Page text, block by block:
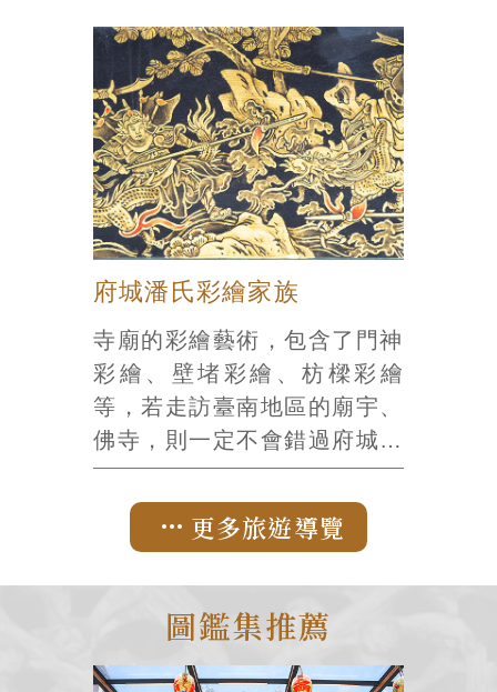
多間的廟宇，都值得一看，都
有各自的精彩。我們先從廟宇
古蹟最密集的舊城區『中西
區』出發，是一個開場，希望
之後還有機會跟大家介紹更多
臺南的美廟之處。
過了，但體內的藝術細胞如同
渴望手搖飲料的糖分般的發
作，在這個陽光和煦的下午，
是時候該讓你知道，我們除了
很幸褔的擁有臺南美術館1、
2館，還有許許多多常年展出
優美畫作的美術館，就是已經
陪伴了我們近百年的臺南廟
礙的是考試成績、姻緣紅線、
事業功名，所以你沒注意牆上
掛著一幅又一幅美如小說情節
的畫作，在這個陽光和煦的下
的廟宇，靜靜的看著牆上的
畫，然後進入那個用筆墨勾勒
的彩繪故事中。
府城潘氏彩繪家族
寺廟的彩繪藝術，包含了門神
彩繪、壁堵彩繪、枋樑彩繪
等，若走訪臺南地區的廟宇、
佛寺，則一定不會錯過府城潘
家的作品。潘家是臺南地區最
著名的兩大彩繪家族之一，傳
承三代，作品年代橫跨了超過
強烈的「裝飾性」，特別講究
服飾、配件的花紋裝飾，辨識
度非常高。
更多旅遊導覽
圖鑑集推薦